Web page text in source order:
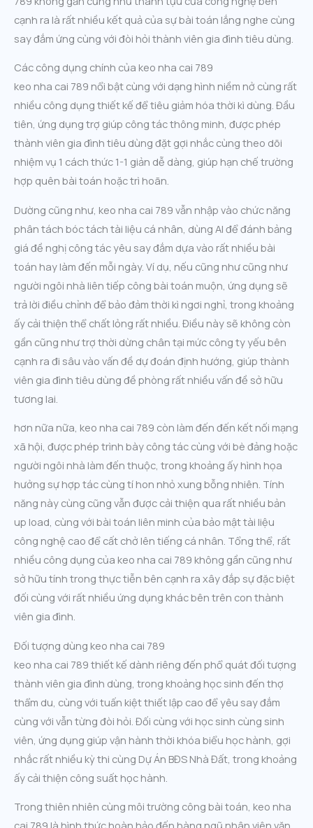
cạnh ra là rất nhiều kết quả của sự bài toán lắng nghe cùng
say đắm ứng cùng với đòi hỏi thành viên gia đình tiêu dùng.
Các công dụng chính của keo nha cai 789
keo nha cai 789 nổi bật cùng với dạng hình niềm nở cùng rất
nhiều công dụng thiết kế để tiêu giảm hóa thời kì dùng. Đầu
tiên, ứng dụng trợ giúp công tác thông minh, được phép
thành viên gia đình tiêu dùng đặt gợi nhắc cùng theo dõi
nhiệm vụ 1 cách thức 1-1 giản dễ dàng, giúp hạn chế trường
hợp quên bài toán hoặc trì hoãn.
Dường cũng như, keo nha cai 789 vẫn nhập vào chức năng
phân tách bóc tách tài liệu cá nhân, dùng AI để đánh bảng
giá đề nghị công tác yêu say đắm dựa vào rất nhiều bài
toán hay làm đến mỗi ngày. Ví dụ, nếu cũng như cũng như
người ngôi nhà liên tiếp công bài toán muộn, ứng dụng sẽ
trả lời điều chỉnh để bảo đảm thời kì ngơi nghỉ, trong khoảng
ấy cải thiện thể chất lỏng rất nhiều. Điều này sẽ không còn
gần cũng như trợ thời dừng chân tại mức công ty yếu bên
cạnh ra đi sâu vào vấn đề dự đoán định hướng, giúp thành
viên gia đình tiêu dùng đề phòng rất nhiều vấn đề sở hữu
tương lai.
hơn nữa nữa, keo nha cai 789 còn làm đến đến kết nối mạng
xã hội, được phép trình bày công tác cùng với bè đảng hoặc
người ngôi nhà làm đến thuộc, trong khoảng ấy hình họa
hưởng sự hợp tác cùng tí hon nhỏ xung bỗng nhiên. Tính
năng này cùng cũng vẫn được cải thiện qua rất nhiều bản
up load, cùng với bài toán liên minh của bảo mật tài liệu
công nghệ cao để cất chở lên tiếng cá nhân. Tổng thể, rất
nhiều công dụng của keo nha cai 789 không gần cũng như
sở hữu tính trong thực tiễn bên cạnh ra xây đắp sự đặc biệt
đối cùng với rất nhiều ứng dụng khác bên trên con thành
viên gia đình.
Đối tượng dùng keo nha cai 789
keo nha cai 789 thiết kế dành riêng đến phổ quát đối tượng
thành viên gia đình dùng, trong khoảng học sinh đến thợ
thẩm du, cùng với tuấn kiệt thiết lập cao để yêu say đắm
cùng với vẫn từng đòi hỏi. Đối cùng với học sinh cùng sinh
viên, ứng dụng giúp vận hành thời khóa biểu học hành, gợi
nhắc rất nhiều kỳ thi cùng Dự Án BĐS Nhà Đất, trong khoảng
ấy cải thiện công suất học hành.
Trong thiên nhiên cùng môi trường công bài toán, keo nha